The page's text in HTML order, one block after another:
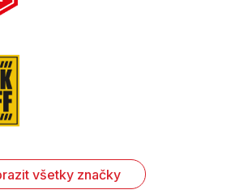
všetky značky